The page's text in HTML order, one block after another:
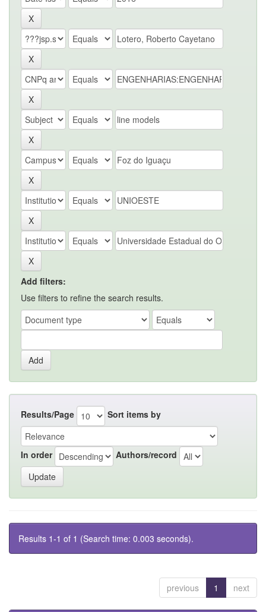
Add filters:
Use filters to refine the search results.
Results/Page Sort items by
In order Authors/record
Results 1-1 of 1 (Search time: 0.003 seconds).
previous 1 next